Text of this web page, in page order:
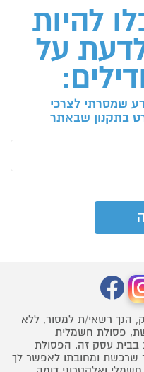
להיות
על
שמסרתי לצרכי
בתקנון שבאתר
הנך רשאי/ת למסור, ללא
פסולת חשמלית
בבית עסק זה. הפסולת
שרכשת ומחובתו לאפשר לך